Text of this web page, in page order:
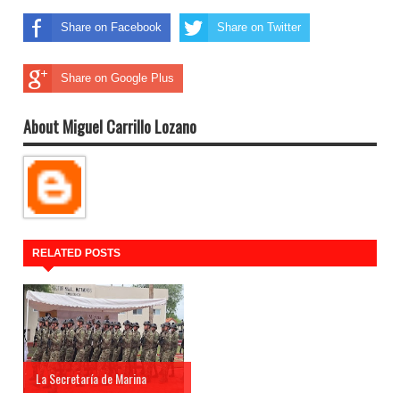
Share on Facebook Share on Twitter
Share on Google Plus
About Miguel Carrillo Lozano
RELATED POSTS
La Secretaría de Marina